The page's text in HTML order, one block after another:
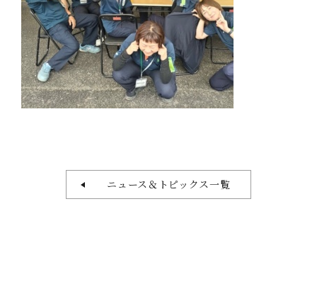
ニュース＆トピックス一覧